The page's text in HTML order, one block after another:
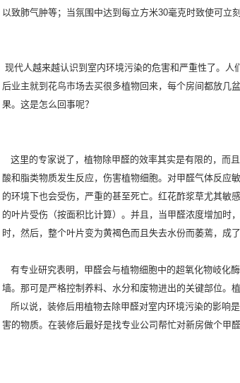
以致肺气肿等；当氛围中达到每立方米30毫克时致使可立
现代人越来越认识到室内环境污染的危害和严重性了。
后业主就到花鸟市场去买很多植物回来，每个房间都放几
果。这是怎么回事呢？
这里的专家说了，植物除甲醛的效率其实是有限的，而
酸和脂类物质发生反应，伤害植物细胞。对甲醛气体反应
的环境下也会受伤，严重的甚至死亡。红花酢浆草尤其敏
的叶片受伤（按面积比计算）。并且，当甲醛浓度增加时
时，然后，整个叶片变为黄褐色而且失去水份而萎蔫，成了
有专业研究表明，甲醛会与植物细胞中的超氧化物岐化
墙。那可是严格控制养料、水分和废物进出的关键部位。
所以说，装修后用植物去除甲醛对室内环境污染的影响
害的物质。在装修后最好是找专业公司帮忙对新房做个甲